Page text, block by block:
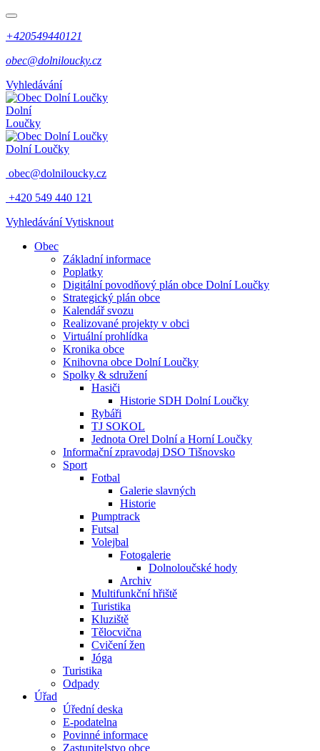
+420549440121
obec@dolniloucky.cz
Vyhledávání
Dolní
Loučky
Dolní Loučky
obec@dolniloucky.cz
+420 549 440 121
Vyhledávání Vytisknout
Obec
Základní informace
Poplatky
Digitální povodňový plán obce Dolní Loučky
Strategický plán obce
Kalendář svozu
Realizované projekty v obci
Virtuální prohlídka
Kronika obce
Knihovna obce Dolní Loučky
Spolky & sdružení
Hasiči
Historie SDH Dolní Loučky
Rybáři
TJ SOKOL
Jednota Orel Dolní a Horní Loučky
Informační zpravodaj DSO Tišnovsko
Sport
Fotbal
Galerie slavných
Historie
Pumptrack
Futsal
Volejbal
Fotogalerie
Dolnoloučské hody
Archiv
Multifunkční hřiště
Turistika
Kluziště
Tělocvična
Cvičení žen
Jóga
Turistika
Odpady
Úřad
Úřední deska
E-podatelna
Povinné informace
Zastupitelstvo obce